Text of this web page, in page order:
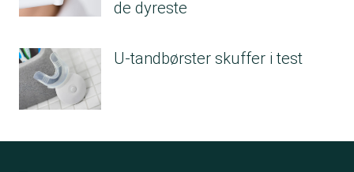
de dyreste
U-tandbørster skuffer i test